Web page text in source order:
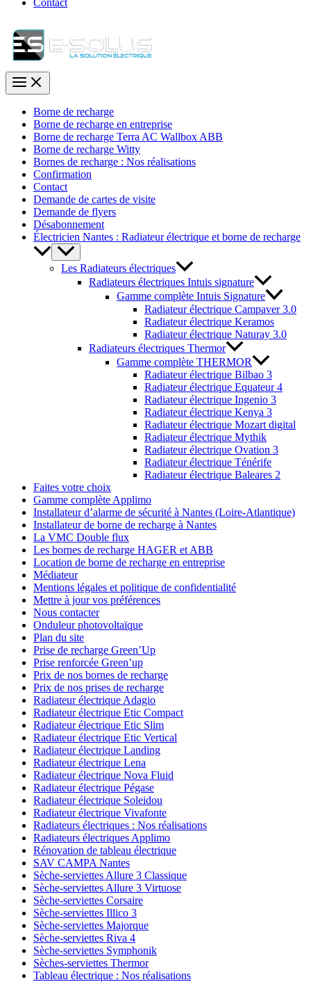
Contact
Borne de recharge
Borne de recharge en entreprise
Borne de recharge Terra AC Wallbox ABB
Borne de recharge Witty
Bornes de recharge : Nos réalisations
Confirmation
Contact
Demande de cartes de visite
Demande de flyers
Désabonnement
Électricien Nantes : Radiateur électrique et borne de recharge
Les Radiateurs électriques
Radiateurs électriques Intuis signature
Gamme complète Intuis Signature
Radiateur électrique Campaver 3.0
Radiateur électrique Keramos
Radiateur électrique Naturay 3.0
Radiateurs électriques Thermor
Gamme complète THERMOR
Radiateur électrique Bilbao 3
Radiateur électrique Equateur 4
Radiateur électrique Ingenio 3
Radiateur électrique Kenya 3
Radiateur électrique Mozart digital
Radiateur électrique Mythik
Radiateur électrique Ovation 3
Radiateur électrique Ténérife
Radiateur électrique Baleares 2
Faites votre choix
Gamme complète Applimo
Installateur d’alarme de sécurité à Nantes (Loire-Atlantique)
Installateur de borne de recharge à Nantes
La VMC Double flux
Les bornes de recharge HAGER et ABB
Location de borne de recharge en entreprise
Médiateur
Mentions légales et politique de confidentialité
Mettre à jour vos préférences
Nous contacter
Onduleur photovoltaïque
Plan du site
Prise de recharge Green’Up
Prise renforcée Green’up
Prix de nos bornes de recharge
Prix de nos prises de recharge
Radiateur électrique Adagio
Radiateur électrique Etic Compact
Radiateur électrique Etic Slim
Radiateur électrique Etic Vertical
Radiateur électrique Landing
Radiateur électrique Lena
Radiateur électrique Nova Fluid
Radiateur électrique Pégase
Radiateur électrique Soleidou
Radiateur électrique Vivafonte
Radiateurs électriques : Nos réalisations
Radiateurs électriques Applimo
Rénovation de tableau électrique
SAV CAMPA Nantes
Sèche-serviettes Allure 3 Classique
Sèche-serviettes Allure 3 Virtuose
Sèche-serviettes Corsaire
Sèche-serviettes Illico 3
Sèche-serviettes Majorque
Sèche-serviettes Riva 4
Sèche-serviettes Symphonik
Sèches-serviettes Thermor
Tableau électrique : Nos réalisations